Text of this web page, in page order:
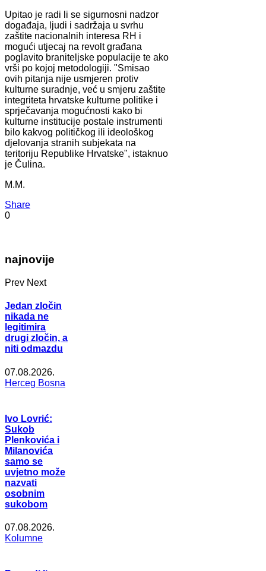
Upitao je radi li se sigurnosni nadzor
događaja, ljudi i sadržaja u svrhu
zaštite nacionalnih interesa RH i
mogući utjecaj na revolt građana
poglavito braniteljske populacije te ako
vrši po kojoj metodologiji. "Smisao
ovih pitanja nije usmjeren protiv
kulturne suradnje, već u smjeru zaštite
integriteta hrvatske kulturne politike i
sprječavanja mogućnosti kako bi
kulturne institucije postale instrumenti
bilo kakvog političkog ili ideološkog
djelovanja stranih subjekata na
teritoriju Republike Hrvatske", istaknuo
je Čulina.
M.M.
Share
0
najnovije
Prev Next
Jedan zločin
nikada ne
legitimira
drugi zločin, a
niti odmazdu
07.08.2026.
Herceg Bosna
Ivo Lovrić:
Sukob
Plenkovića i
Milanovića
samo se
uvjetno može
nazvati
osobnim
sukobom
07.08.2026.
Kolumne